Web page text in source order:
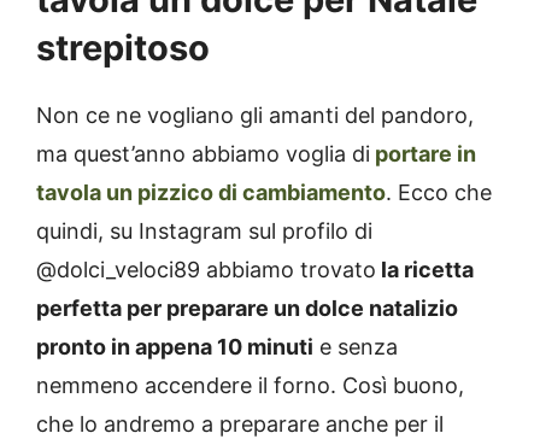
strepitoso
Non ce ne vogliano gli amanti del pandoro,
ma quest’anno abbiamo voglia di portare in
tavola un pizzico di cambiamento. Ecco che
quindi, su Instagram sul profilo di
@dolci_veloci89 abbiamo trovato la ricetta
perfetta per preparare un dolce natalizio
pronto in appena 10 minuti e senza
nemmeno accendere il forno. Così buono,
che lo andremo a preparare anche per il